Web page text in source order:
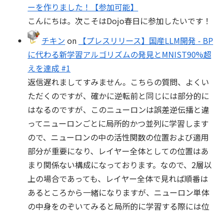
ーを作りました！【参加可能】
こんにちは。次こそはDojo春日に参加したいです！
チキン on 【プレスリリース】国産LLM開発 - BP
に代わる新学習アルゴリズムの発見とMNIST90%超
えを達成 #1
返信遅れましてすみません。こちらの質問、よくい
ただくのですが、確かに逆転前と同じには部分的に
はなるのですが、このニューロンは誤差逆伝播と違
ってニューロンごとに局所的かつ並列に学習します
ので、ニューロンの中の活性関数の位置および適用
部分が重要になり、レイヤー全体としての位置はあ
まり関係ない構成になっております。なので、2層以
上の場合であっても、レイヤー全体で見れば順番は
あるところから一緒になりますが、ニューロン単体
の中身をのぞいてみると局所的に学習する際には位